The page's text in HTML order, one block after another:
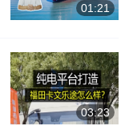
01:21
03:23